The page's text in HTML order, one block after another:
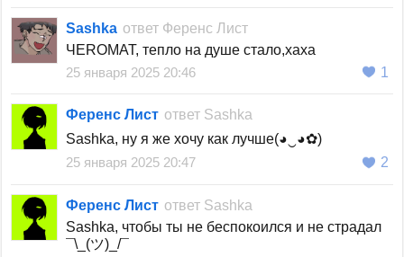
Sashka ответ Ференс Лист
ЧЕROMAT, тепло на душе стало,хаха
25 января 2025 20:46
1
Ференс Лист ответ Sashka
Sashka, ну я же хочу как лучше(◕‿◕✿)
25 января 2025 20:47
2
Ференс Лист ответ Sashka
Sashka, чтобы ты не беспокоился и не страдал
¯\_(ツ)_/¯